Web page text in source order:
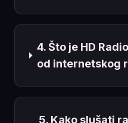
4. Što je HD
od internetskog
5. Kako slušati